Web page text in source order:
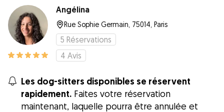
Angélina
Rue Sophie Germain, 75014, Paris
5 Réservations
4 Avis
Les dog-sitters disponibles se réservent
rapidement. Faites votre réservation
maintenant, laquelle pourra être annulée et